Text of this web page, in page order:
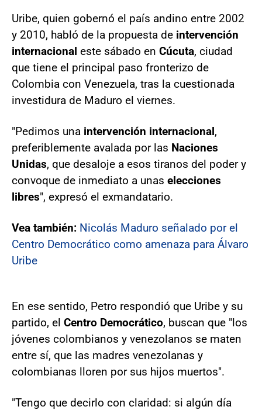
Uribe, quien gobernó el país andino entre 2002
y 2010, habló de la propuesta de intervención
internacional este sábado en Cúcuta, ciudad
que tiene el principal paso fronterizo de
Colombia con Venezuela, tras la cuestionada
investidura de Maduro el viernes.
"Pedimos una intervención internacional,
preferiblemente avalada por las Naciones
Unidas, que desaloje a esos tiranos del poder y
convoque de inmediato a unas elecciones
libres", expresó el exmandatario.
Vea también: Nicolás Maduro señalado por el
Centro Democrático como amenaza para Álvaro
Uribe
En ese sentido, Petro respondió que Uribe y su
partido, el Centro Democrático, buscan que "los
jóvenes colombianos y venezolanos se maten
entre sí, que las madres venezolanas y
colombianas lloren por sus hijos muertos".
"Tengo que decirlo con claridad: si algún día